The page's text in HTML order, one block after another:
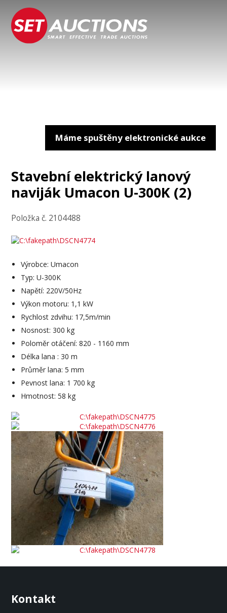
Máme spuštěny elektronické aukce
Stavební elektrický lanový
naviják Umacon U-300K (2)
Položka č. 2104488
Výrobce: Umacon
Typ: U-300K
Napětí: 220V/50Hz
Výkon motoru: 1,1 kW
Rychlost zdvihu: 17,5m/min
Nosnost: 300 kg
Poloměr otáčení: 820 - 1160 mm
Délka lana : 30 m
Průměr lana: 5 mm
Pevnost lana: 1 700 kg
Hmotnost: 58 kg
Kontakt